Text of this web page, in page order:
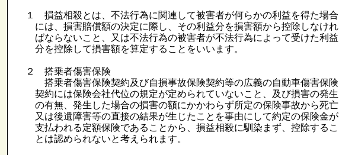
１ 損益相殺とは、不法行為に関連して被害者が何らかの利益を得た場合
には、損害賠償額の決定に際し、その利益分を損害額から控除しなけれ
ばならないこと、又は不法行為の被害者が不法行為によって受けた利益
分を控除して損害額を算定することをいいます。
２ 搭乗者傷害保険
搭乗者傷害保険契約及び自損事故保険契約等の広義の自動車傷害保険
契約には保険会社代位の規定が定められていないこと、及び損害の発生
の有無、発生した場合の損害の額にかかわらず所定の保険事故から死亡
又は後遺障害等の直接の結果が生じたことを事由にして約定の保険金が
支払われる定額保険であることから、損益相殺に馴染まず、控除するこ
とは認められないと考えられます。